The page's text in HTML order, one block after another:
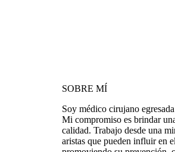
SOBRE MÍ
Soy médico cirujano
Mi compromiso es brindar
calidad. Trabajo desde una
aristas que pueden influir en